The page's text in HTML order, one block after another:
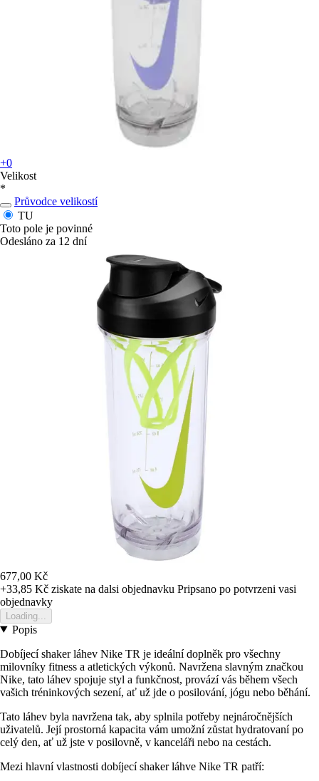
+0
Velikost
*
Průvodce velikostí
TU
Toto pole je povinné
Odesláno za 12 dní
677,00 Kč
+33,85 Kč ziskate na dalsi objednavku Pripsano po potvrzeni vasi
objednavky
Loading...
Popis
Dobíjecí shaker láhev Nike TR je ideální doplněk pro všechny
milovníky fitness a atletických výkonů. Navržena slavným značkou
Nike, tato láhev spojuje styl a funkčnost, provází vás během všech
vašich tréninkových sezení, ať už jde o posilování, jógu nebo běhání.
Tato láhev byla navržena tak, aby splnila potřeby nejnáročnějších
uživatelů. Její prostorná kapacita vám umožní zůstat hydratovaní po
celý den, ať už jste v posilovně, v kanceláři nebo na cestách.
Mezi hlavní vlastnosti dobíjecí shaker láhve Nike TR patří: